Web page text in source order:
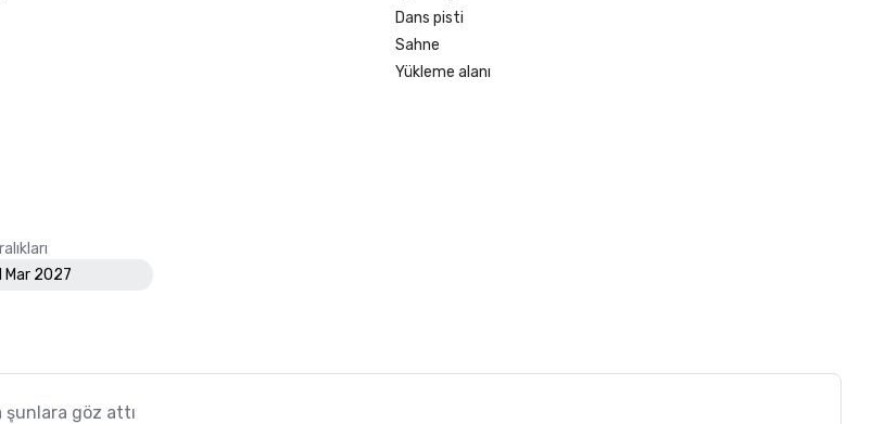
Dans pisti
Sahne
Yükleme alanı
Mar 2027
şunlara göz attı